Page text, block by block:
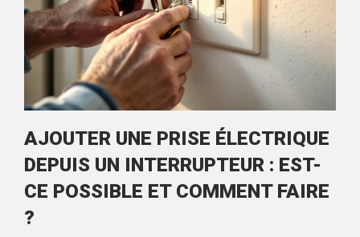
AJOUTER UNE PRISE ÉLECTRIQUE
DEPUIS UN INTERRUPTEUR : EST-
CE POSSIBLE ET COMMENT FAIRE
?